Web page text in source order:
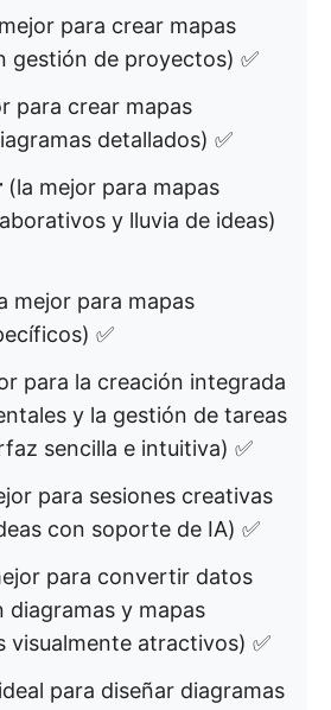
para crear mapas
gestión de proyectos) ✅
para crear mapas
detallados) ✅
(la mejor para mapas
y lluvia de ideas)
mejor para mapas
✅
para la creación integrada
y la gestión de tareas
sencilla e intuitiva) ✅
para sesiones creativas
con soporte de IA) ✅
para convertir datos
diagramas y mapas
visualmente atractivos) ✅
para diseñar diagramas